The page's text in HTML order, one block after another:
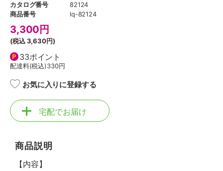
カタログ番号
82124
商品番号
lq-82124
3,300 円
(税込3,630円)
33ポイント
配達料(税込)330円
お気に入りに登録する
宅配でお届け
商品説明
【内容】